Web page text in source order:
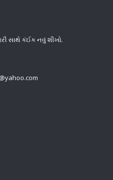
સાથે કંઈક નવું શીખો.